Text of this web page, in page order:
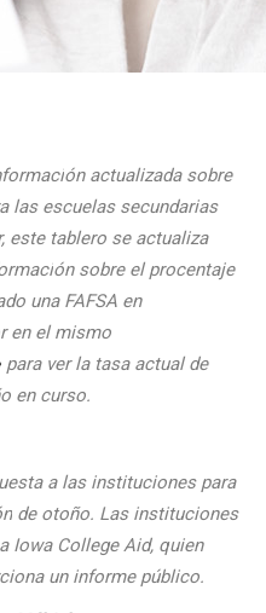
ón actualizada sobre
las escuelas secundarias
este tablero se actualiza
ón sobre el procentaje
una FAFSA en
en el mismo
para ver la tasa actual de
en curso.
a las instituciones para
de otoño. Las instituciones
Iowa College Aid, quien
un informe público.